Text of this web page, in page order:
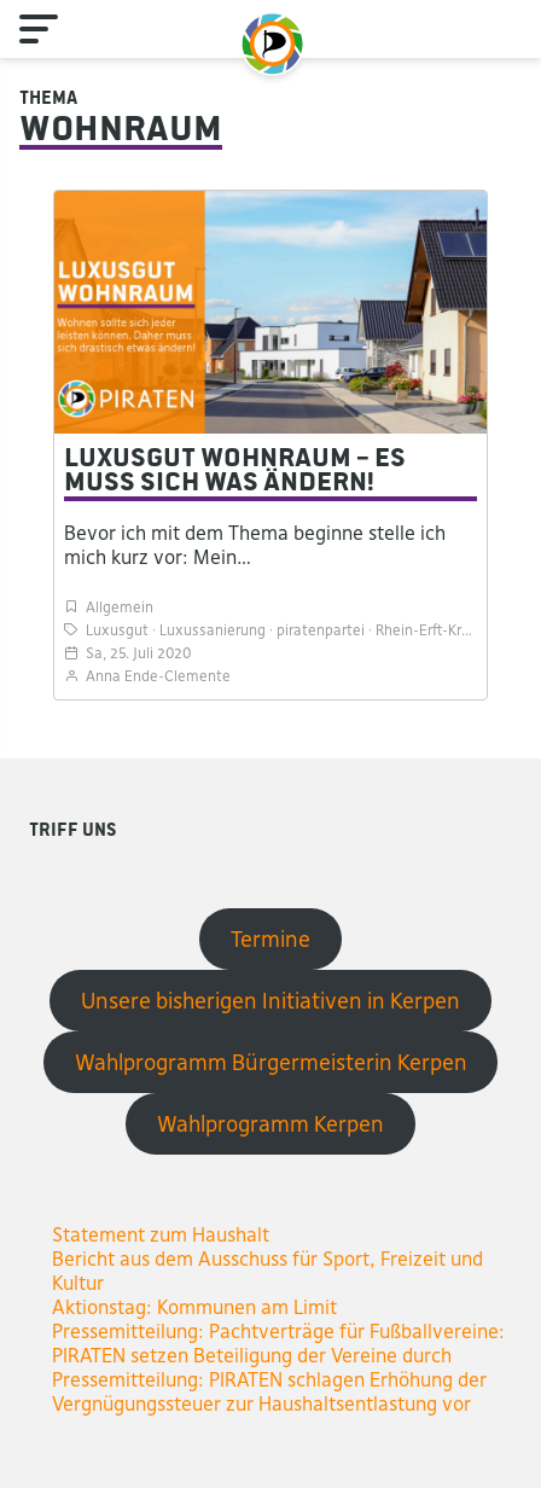
Thema
Wohnraum
Luxusgut Wohnraum – Es
muss sich was ändern!
Bevor ich mit dem Thema beginne stelle ich
mich kurz vor: Mein…
Allgemein
Luxusgut
Luxussanierung piratenpartei Rhein-Erft-Kreis
Sa, 25. Juli 2020
Anna Ende-Clemente
Triff uns
Termine
Unsere bisherigen Initiativen in Kerpen
Wahlprogramm Bürgermeisterin Kerpen
Wahlprogramm Kerpen
Statement zum Haushalt
Bericht aus dem Ausschuss für Sport, Freizeit und
Kultur
Aktionstag: Kommunen am Limit
Pressemitteilung: Pachtverträge für Fußballvereine:
PIRATEN setzen Beteiligung der Vereine durch
Pressemitteilung: PIRATEN schlagen Erhöhung der
Vergnügungssteuer zur Haushaltsentlastung vor